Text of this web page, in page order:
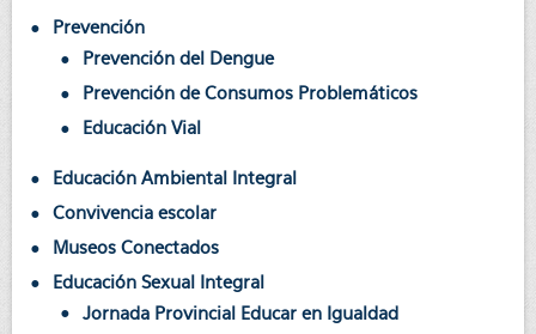
Prevención
Prevención del Dengue
Prevención de Consumos Problemáticos
Educación Vial
Educación Ambiental Integral
Convivencia escolar
Museos Conectados
Educación Sexual Integral
Jornada Provincial Educar en Igualdad